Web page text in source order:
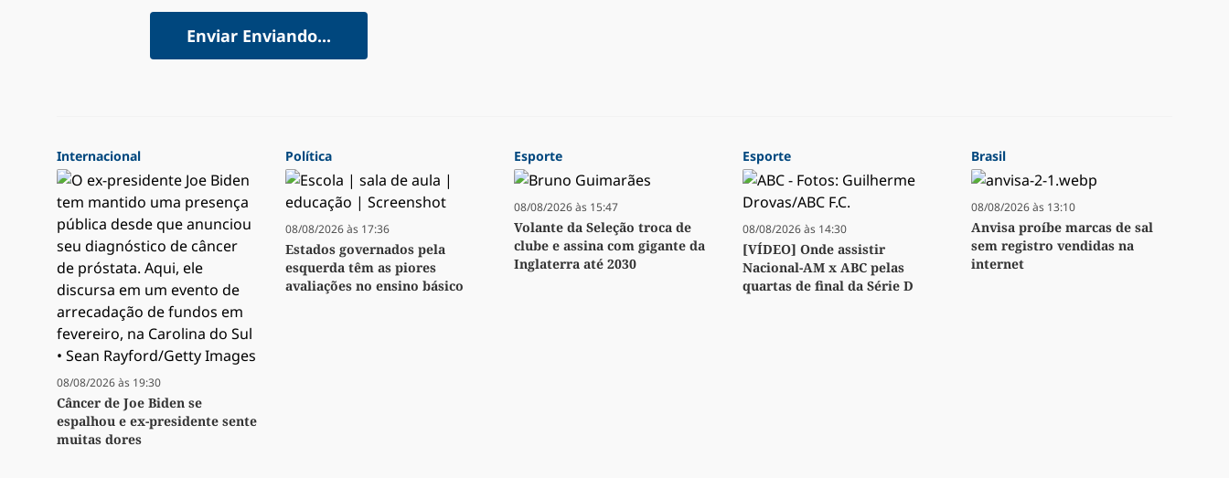
Enviar Enviando...
Internacional
08/08/2026 às 19:30
Câncer de Joe Biden se
espalhou e ex-presidente sente
muitas dores
Política
08/08/2026 às 17:36
Estados governados pela
esquerda têm as piores
avaliações no ensino básico
Esporte
08/08/2026 às 15:47
Volante da Seleção troca de
clube e assina com gigante da
Inglaterra até 2030
Esporte
08/08/2026 às 14:30
[VÍDEO] Onde assistir
Nacional-AM x ABC pelas
quartas de final da Série D
Brasil
08/08/2026 às 13:10
Anvisa proíbe marcas de sal
sem registro vendidas na
internet